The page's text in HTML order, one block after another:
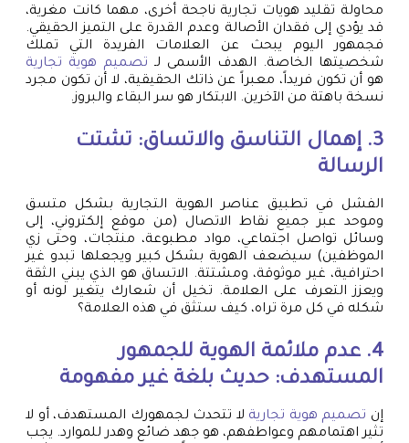
محاولة تقليد هويات تجارية ناجحة أخرى، مهما كانت مغرية،
قد يؤدي إلى فقدان الأصالة وعدم القدرة على التميز الحقيقي.
فجمهور اليوم يبحث عن العلامات الفريدة التي تملك
شخصيتها الخاصة. الهدف الأسمى لـ تصميم هوية تجارية
هو أن تكون فريداً، معبراً عن ذاتك الحقيقية، لا أن تكون مجرد
نسخة باهتة من الآخرين. الابتكار هو سر البقاء والبروز.
3. إهمال التناسق والاتساق: تشتت
الرسالة
الفشل في تطبيق عناصر الهوية التجارية بشكل متسق
وموحد عبر جميع نقاط الاتصال (من موقع إلكتروني، إلى
وسائل تواصل اجتماعي، مواد مطبوعة، منتجات، وحتى زي
الموظفين) سيضعف الهوية بشكل كبير ويجعلها تبدو غير
احترافية، غير موثوقة، ومشتتة. الاتساق هو الذي يبني الثقة
ويعزز التعرف على العلامة. تخيل أن شعارك يتغير لونه أو
شكله في كل مرة تراه، كيف ستثق في هذه العلامة؟
4. عدم ملائمة الهوية للجمهور
المستهدف: حديث بلغة غير مفهومة
إن تصميم هوية تجارية لا تتحدث لجمهورك المستهدف، أو لا
تثير اهتمامهم وعواطفهم، هو جهد ضائع وهدر للموارد. يجب